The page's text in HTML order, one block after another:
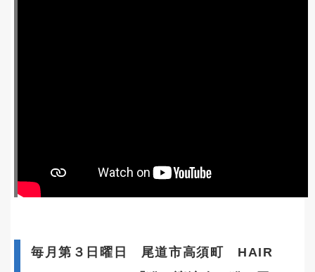
毎月第３日曜日 尾道市高須町 HAIR